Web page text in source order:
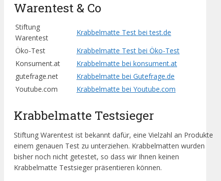
Warentest & Co
Stiftung
Warentest
Krabbelmatte Test bei test.de
Öko-Test
Krabbelmatte Test bei Öko-Test
Konsument.at
Krabbelmatte bei konsument.at
gutefrage.net
Krabbelmatte bei Gutefrage.de
Youtube.com
Krabbelmatte bei Youtube.com
Krabbelmatte Testsieger
Stiftung Warentest ist bekannt dafür, eine Vielzahl an Produkte
einem genauen Test zu unterziehen. Krabbelmatten wurden
bisher noch nicht getestet, so dass wir Ihnen keinen
Krabbelmatte Testsieger präsentieren können.